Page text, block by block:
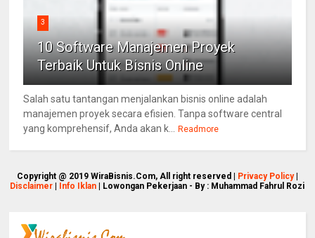
3
10 Software Manajemen Proyek
Terbaik Untuk Bisnis Online
Salah satu tantangan menjalankan bisnis online adalah
manajemen proyek secara efisien. Tanpa software central
yang komprehensif, Anda akan k... Readmore
Copyright @ 2019 WiraBisnis.Com, All right reserved | Privacy Policy|
Disclaimer
Info Iklan | Lowongan Pekerjaan - By : Muhammad Fahrul Rozi